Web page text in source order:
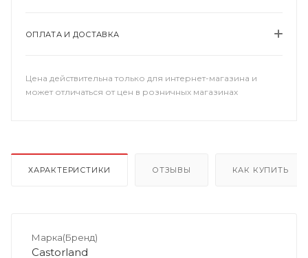
ОПЛАТА И ДОСТАВКА
Цена действительна только для интернет-магазина и
может отличаться от цен в розничных магазинах
ХАРАКТЕРИСТИКИ ОТЗЫВЫ КАК КУПИТЬ
Марка(Бренд)
Castorland